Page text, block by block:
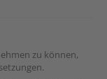
zu können,